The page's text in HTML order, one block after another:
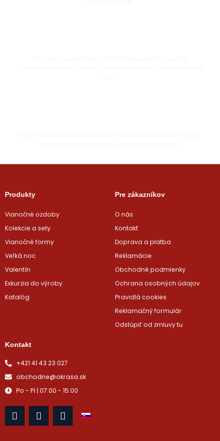
Produkty
Vianočné ozdoby
Kolekcie a sety
Vianočné formy
Veľká noc
Valentín
Exkurzia do výroby
Katalóg
Pre zákazníkov
O nás
Kontakt
Doprava a platba
Reklamácie
Obchodné podmienky
Ochrana osobných údajov
Pravidlá cookies
Reklamačný formulár
Odstúpiť od zmluvy tu
Kontakt
+421 41 43 23 027
obchodne@okrasa.sk
Po - Pi | 07:00 - 15:00
F
a
c
I
n
s
Y
o
u